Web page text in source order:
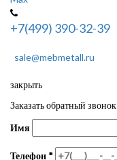
+7(499) 390-32-39
sale@mebmetall.ru
закрыть
Заказать обратный звонок
Имя
Телефон *